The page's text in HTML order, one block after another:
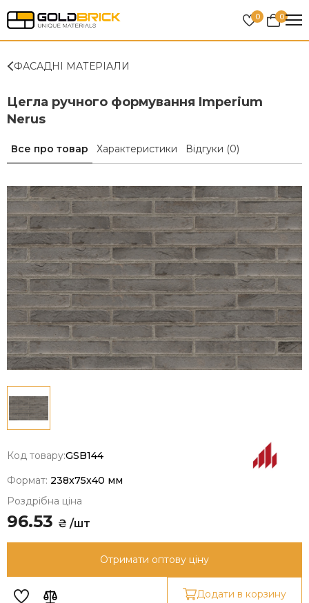
0 0
ФАСАДНІ МАТЕРІАЛИ
Цегла ручного формування Imperium
Nerus
Все про товар Характеристики Відгуки (0)
Код товару:GSB144
Формат: 238x75x40 мм
Роздрібна ціна
96.53 ₴ /шт
Отримати оптову ціну
Додати в корзину